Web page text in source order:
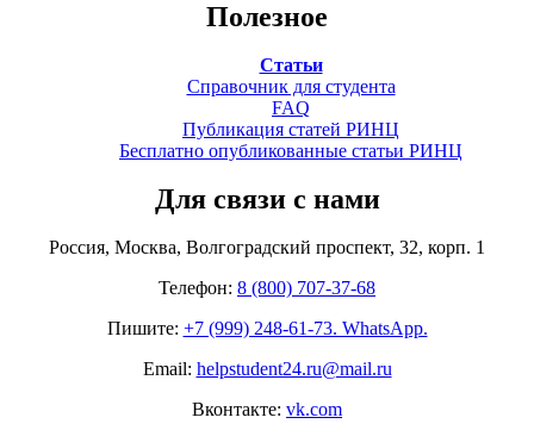
Полезное
Статьи
Справочник для студента
FAQ
Публикация статей РИНЦ
Бесплатно опубликованные статьи РИНЦ
Для связи с нами
Россия, Москва, Волгоградский проспект, 32, корп. 1
Телефон: 8 (800) 707-37-68
Пишите: +7 (999) 248-61-73. WhatsApp.
Email: helpstudent24.ru@mail.ru
Вконтакте: vk.com